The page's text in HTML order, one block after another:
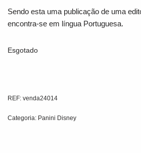
Sendo esta uma publicação de uma
encontra-se em língua Portuguesa.
Esgotado
REF: venda24014
Categoria: Panini Disney